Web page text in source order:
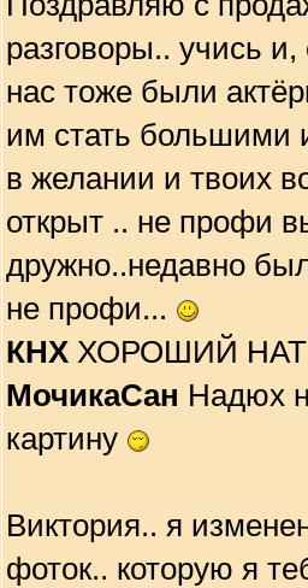
разговоры.. учись
нас тоже были
им стать большими
в желании и твоих
открыт .. не профи
дружно..недавно
не профи...
КНХХОРОШИЙ
МочикаСан Надюх
картину
Виктория.. я
фоток.. которую я